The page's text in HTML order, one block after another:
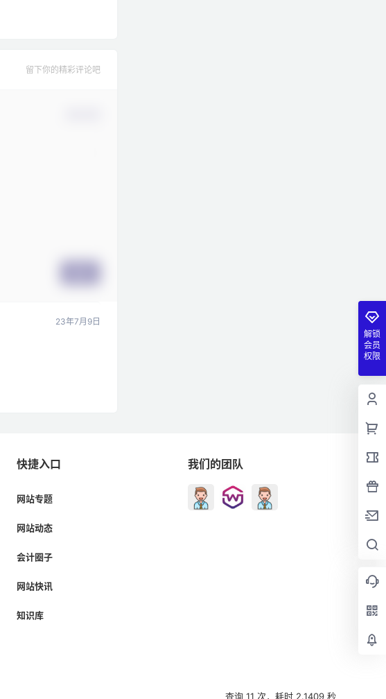
留下你的精彩评论吧
23年7月9日
解锁
会员
权限
快捷入口
网站专题
网站动态
会计圈子
网站快讯
知识库
我们的团队
查询 11 次，耗时 2.1409 秒